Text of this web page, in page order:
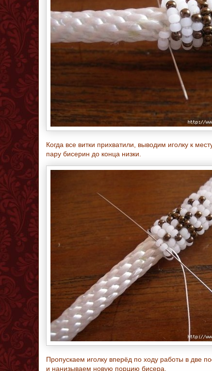
Когда все витки прихватили, выводим иголку к
пару бисерин до конца низки.
Пропускаем иголку вперёд по ходу работы в две
и нанизываем новую порцию бисера.